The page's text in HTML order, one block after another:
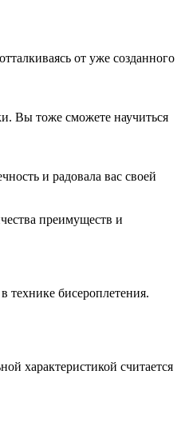
от уже созданного
Вы тоже сможете научиться
и радовала вас своей
преимуществ и
технике бисероплетения.
характеристикой считается